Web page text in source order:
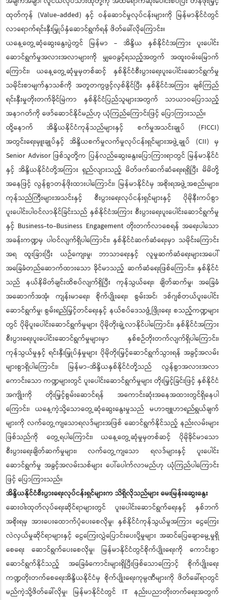
ထုတ်ကုန် (Value-added) နှင့် ဝန်ဆောင်မှုလုပ်ငန်းများကို မြန်မာနိုင်ငံတွင်
လာရောက်ရင်းနှီးမြှုပ်နှံဆောင်ရွက်ရန် ဖိတ်ခေါ်လိုကြောင်း။
ယနေ့တွေ့ဆုံဆွေးနွေးပွဲတွင် မြန်မာ - အိန္ဒိယ နှစ်နိုင်ငံအကြား ပူးပေါင်း
ဆောင်ရွက်မှုအလားအလာများကို မျှဝေခွင့်ရသည့်အတွက် အထူးဝမ်းမြောက်
ကြောင်း၊ ယနေ့တွေ့ဆုံမှုမှတစ်ဆင့် နှစ်နိုင်ငံစီးပွားရေးပူးပေါင်းဆောင်ရွက်မှု
သမိုင်းစာမျက်နှာသစ်ကို အတူတကွဖွင့်လှစ်နိုင်ပြီး နှစ်နိုင်ငံအကြား ချစ်ကြည်
ရင်းနှီးမှုတိုးတက်ခိုင်မြဲကာ နှစ်နိုင်ငံပြည်သူများအတွက် သာယာဝပြောသည့်
အနာဂတ်ကို ဖော်ဆောင်နိုင်မည်ဟု ယုံကြည်ကြောင်းဖြင့် ပြောကြားသည်။
ထို့နောက် အိန္ဒိယနိုင်ငံကုန်သည်များနှင့် စက်မှုအသင်းချုပ် (FICCI)
အတွင်းရေးမှူးချုပ်နှင့် အိန္ဒိယစက်မှုလက်မှုလုပ်ငန်းရှင်များအဖွဲ့ချုပ် (CII) မှ
Senior Advisor ဖြစ်သူတို့က ပြန်လည်ဆွေးနွေးပြောကြားရာတွင် မြန်မာနိုင်ငံ
နှင့် အိန္ဒိယနိုင်ငံတို့အကြား ရှည်လျားသည့် မိတ်ဖက်ဆက်ဆံရေးရရှိပြီး မိမိတို့
အနေဖြင့် လွန်စွာတန်ဖိုးထားပါကြောင်း၊ မြန်မာနိုင်ငံမှ အစိုးရအဖွဲ့အစည်းများ၊
ကုန်သည်ကြီးများအသင်းနှင့် စီးပွားရေးလုပ်ငန်းရှင်များနှင့် ပိုမိုနီးကပ်စွာ
ပူးပေါင်းပါဝင်လာနိုင်ခြင်းသည် နှစ်နိုင်ငံအကြား စီးပွားရေးပူးပေါင်းဆောင်ရွက်မှု
နှင့် Business-to-Business Engagement တိုးတက်လာစေရန် အရေးပါသော
အခန်းကဏ္ဍမှ ပါဝင်လျက်ရှိပါကြောင်း၊ နှစ်နိုင်ငံဆက်ဆံရေးမှာ သမိုင်းကြောင်း
အရ ထူးခြားပြီး ယဉ်ကျေးမှု၊ ဘာသာရေးနှင့် လူမှုဆက်ဆံရေးများအပေါ်
အခြေခံတည်ဆောက်ထားသော ခိုင်မာသည့် ဆက်ဆံရေးဖြစ်ကြောင်း၊ နှစ်နိုင်ငံ
သည် နယ်နိမိတ်ချင်းထိစပ်လျက်ရှိပြီး ကုန်သွယ်ရေး၊ ချိတ်ဆက်မှု၊ အခြေခံ
အဆောက်အအုံ၊ ကျန်းမာရေး၊ စိုက်ပျိုးရေး၊ စွမ်းအင်၊ ဒစ်ဂျစ်တယ်ပူးပေါင်း
ဆောင်ရွက်မှု၊ စွမ်းရည်မြှင့်တင်ရေးနှင့် နယ်စပ်ဒေသဖွံ့ဖြိုးရေး စသည့်ကဏ္ဍများ
တွင် ပိုမိုပူးပေါင်းဆောင်ရွက်မှုများ ပိုမိုတိုးချဲ့လာနိုင်ပါကြောင်း၊ နှစ်နိုင်ငံအကြား
စီးပွားရေးပူးပေါင်းဆောင်ရွက်မှုများမှာ နှစ်စဉ်တိုးတက်လျက်ရှိပါကြောင်း၊
ကုန်သွယ်မှုနှင့် ရင်းနှီးမြှုပ်နှံမှုများ ပိုမိုတိုးမြှင့်ဆောင်ရွက်သွားရန် အခွင့်အလမ်း
များစွာရှိပါကြောင်း၊ မြန်မာ-အိန္ဒိယနှစ်နိုင်ငံတို့သည် လွန်စွာအလားအလာ
ကောင်းသော ကဏ္ဍများတွင် ပူးပေါင်းဆောင်ရွက်မှုများ တိုးမြှင့်ခြင်းဖြင့် နှစ်နိုင်ငံ
အကျိုးကို တိုးမြှင့်စွမ်းဆောင်ရန် အကောင်းဆုံးအနေအထားတွင်ရှိနေပါ
ကြောင်း၊ ယနေ့ကဲ့သို့သောတွေ့ဆုံဆွေးနွေးမှုသည် မဟာဗျူဟာရည်ရွယ်ချက်
များကို လက်တွေ့ကျသောရလဒ်များအဖြစ် ဆောင်ရွက်နိုင်သည့် နည်းလမ်းများ
ဖြစ်သည်ကို တွေ့ရပါကြောင်း၊ ယနေ့တွေ့ဆုံမှုမှတစ်ဆင့် ပိုမိုခိုင်မာသော
စီးပွားရေးချိတ်ဆက်မှုများ၊ လက်တွေ့ကျသော ရလဒ်များနှင့် ပူးပေါင်း
ဆောင်ရွက်မှု အခွင့်အလမ်းသစ်များ ပေါ်ပေါက်လာမည်ဟု ယုံကြည်ပါကြောင်း
ဖြင့် ပြောကြားသည်။
အိန္ဒိယနိုင်ငံစီးပွားရေးလုပ်ငန်းရှင်များက သိရှိလိုသည်များ မေးမြန်းဆွေးနွေး
ဆေးဝါးထုတ်လုပ်ရေးဆိုင်ရာများတွင် ပူးပေါင်းဆောင်ရွက်ရေးနှင့် နှစ်ဘက်
အစိုးရမှ အားပေးထောက်ပံ့ပေးစေလိုမှု၊ နှစ်နိုင်ငံကုန်သွယ်မှုအကြား ငွေကြေး
လဲလှယ်မှုဆိုင်ရာများနှင့် ငွေကြေးလွှဲပြောင်းပေးပို့မှုများ အဆင်ပြေချောမွေ့မှုရှိ
စေရေး ဆောင်ရွက်ပေးစေလိုမှု၊ မြန်မာနိုင်ငံတွင်စိုက်ပျိုးရေးကို ကောင်းစွာ
ဆောင်ရွက်နိုင်သည့် အခြေခံကောင်းများရှိပြီးဖြစ်သောကြောင့် စိုက်ပျိုးရေး
ကဏ္ဍတိုးတက်စေရေးအိန္ဒိယနိုင်ငံမှ စိုက်ပျိုးရေးကုမ္ပဏီများကို ဖိတ်ခေါ်ရာတွင်
မည်ကဲ့သို့ဖိတ်ခေါ်လိုမှု၊ မြန်မာနိုင်ငံတွင် IT နည်းပညာတိုးတက်ရေးအတွက်